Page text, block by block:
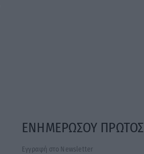
ΕΝΗΜΕΡΩΣΟΥ ΠΡΩΤΟΣ
Εγγραφή στο Newsletter